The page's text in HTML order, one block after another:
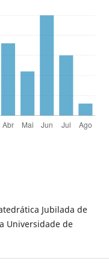
Jubilada de
Universidade de